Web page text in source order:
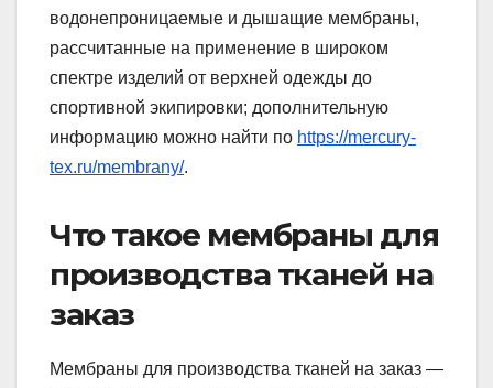
водонепроницаемые и дышащие мембраны,
рассчитанные на применение в широком
спектре изделий от верхней одежды до
спортивной экипировки; дополнительную
информацию можно найти по https://mercury-
tex.ru/membrany/.
Что такое мембраны для
производства тканей на
заказ
Мембраны для производства тканей на заказ —